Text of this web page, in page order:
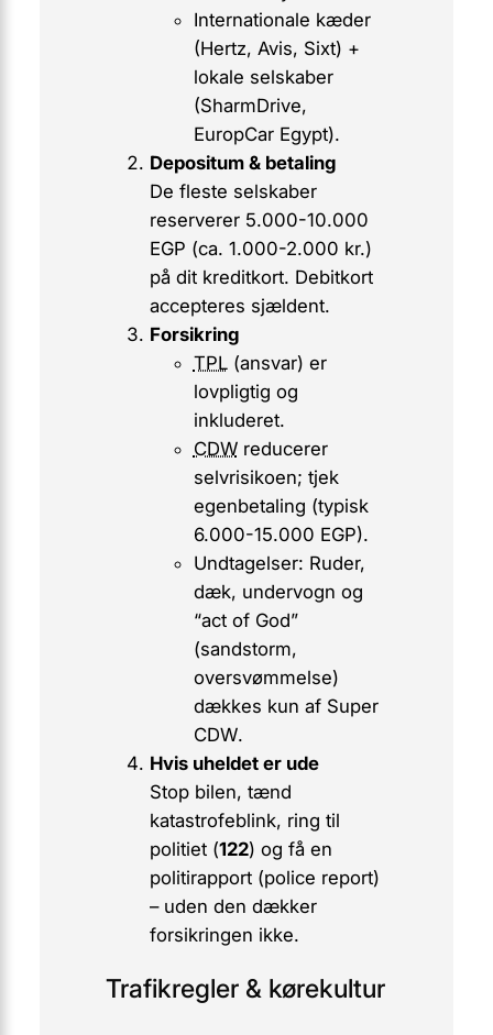
Internationale kæder
(Hertz, Avis, Sixt) +
lokale selskaber
(SharmDrive,
EuropCar Egypt).
Depositum & betaling
De fleste selskaber
reserverer 5.000-10.000
EGP (ca. 1.000-2.000 kr.)
på dit kreditkort. Debitkort
accepteres sjældent.
Forsikring
TPL(ansvar) er
lovpligtig og
inkluderet.
CDWreducerer
selvrisikoen; tjek
egenbetaling (typisk
6.000-15.000 EGP).
Undtagelser: Ruder,
dæk, undervogn og
“act of God”
(sandstorm,
oversvømmelse)
dækkes kun af Super
CDW.
Hvis uheldet er ude
Stop bilen, tænd
katastrofeblink, ring til
politiet (122) og få en
politirapport(police report)
– uden den dækker
forsikringen ikke.
Trafikregler & kørekultur